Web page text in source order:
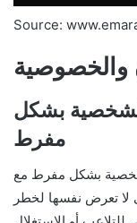
Source:
والخصوصية
بشكل
مفرط
بشكل مفرط مع
لا تعرض نفسها لخطر